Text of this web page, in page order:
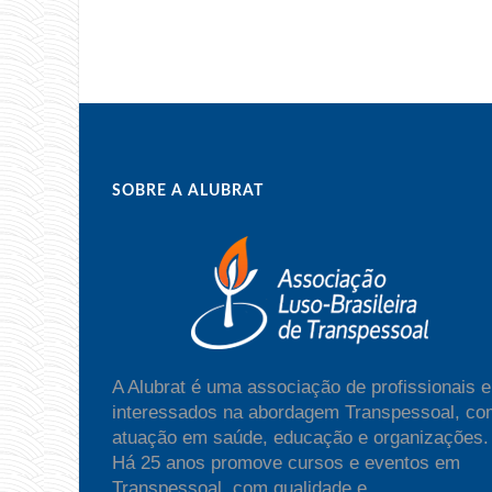
SOBRE A ALUBRAT
A Alubrat é uma associação de profissionais e
interessados na abordagem Transpessoal,
atuação em saúde, educação e organizações.
Há 25 anos promove cursos e eventos em